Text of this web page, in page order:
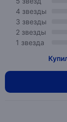
4 звезды
3 звезды
2 звезды
1 звезда